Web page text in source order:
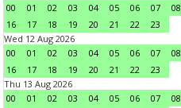
00
01 02 03 04 05 06 07 08
16
17 18 19 20 21 22
23
Wed 12 Aug 2026
00
01 02 03 04 05 06 07 08
16
17 18 19 20 21 22
23
Thu 13 Aug 2026
00
01 02 03 04 05 06 07 08